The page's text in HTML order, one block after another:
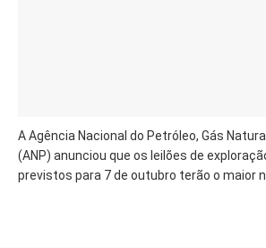
A Agência Nacional do Petróleo, Gás
(ANP) anunciou que os leilões de
previstos para 7 de outubro terão o maior